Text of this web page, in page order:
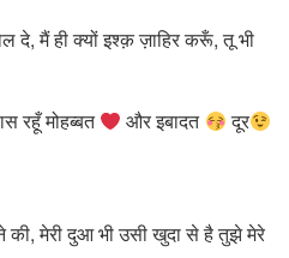
दे, मैं ही क्यों इश्क़ ज़ाहिर करूँ, तू भी
रहूँ मोहब्बत और इबादत
दूर
मेरी दुआ भी उसी खुदा से है तुझे मेरे